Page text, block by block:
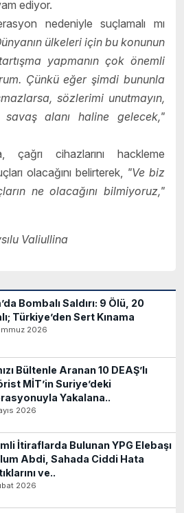
ediyor.
nedeniyle suçlamalı mı
ülkeleri için bu konunun
yapmanın çok önemli
Çünkü eğer şimdi bununla
sözlerimi unutmayın,
alanı haline gelecek,"
çağrı cihazlarını hackleme
olacağını belirterek, "Ve biz
ne olacağını bilmiyoruz,"
Valiullina
Bombalı Saldırı: 9 Ölü, 20
Türkiye’den Sert Kınama
2026
Bültenle Aranan 10 DEAŞ’lı
MİT’in Suriye’deki
Yakalana..
2026
İtiraflarda Bulunan YPG Elebaşı
Abdi, Sahada Ciddi Hata
ve..
2026